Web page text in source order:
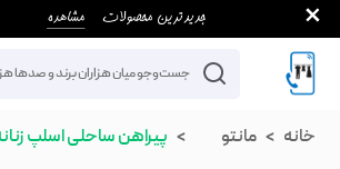
خانه مانتو پیراهن ساحلی اسلپ